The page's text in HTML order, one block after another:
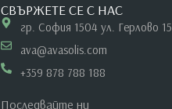
СВЪРЖЕТЕ СЕ С НАС
гр. София 1504 ул. Герлово 15
ava@avasolis.com
+359 878 788 188
Последвайте ни